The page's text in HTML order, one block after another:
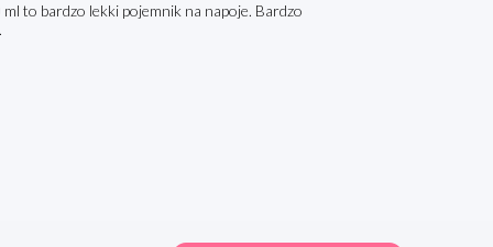
to bardzo lekki pojemnik na napoje. Bardzo